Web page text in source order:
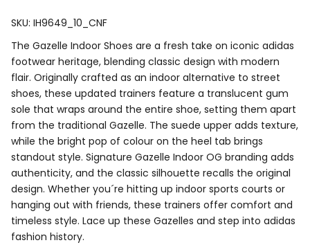
SKU: IH9649_10_CNF
The Gazelle Indoor Shoes are a fresh take on iconic adidas
footwear heritage, blending classic design with modern
flair. Originally crafted as an indoor alternative to street
shoes, these updated trainers feature a translucent gum
sole that wraps around the entire shoe, sеtting them apart
from the traditional Gazelle. The suede upper adds texture,
while the bright pop of colour on the heel tab brings
standout style. Signature Gazelle Indoor OG branding adds
authenticity, and the classic silhouette recalls the original
design. Whether you´re hitting up indoor sports courts or
hanging out with friends, these trainers offer comfort and
timeless style. Lace up these Gazelles and step into adidas
fashion history.